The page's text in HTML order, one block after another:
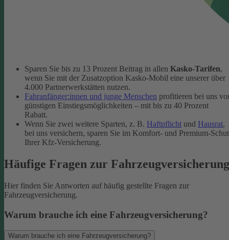
Sparen Sie bis zu 13 Prozent Beitrag in allen Kasko-Tarifen,
wenn Sie mit der Zusatzoption Kasko-Mobil eine unserer über
4.000 Partnerwerkstätten nutzen.
Fahranfänger:innen und junge Menschen profitieren bei uns
günstigen Einstiegsmöglichkeiten – mit bis zu 40 Prozent
Rabatt.
Wenn Sie zwei weitere Sparten, z. B. Haftpflicht und Hausrat,
bei uns versichern, sparen Sie im Komfort- und Premium-
Ihrer Kfz-Versicherung.
Häufige Fragen zur Fahrzeugversicherung
Hier finden Sie Antworten auf häufig gestellte Fragen zur
Fahrzeugversicherung.
Warum brauche ich eine Fahrzeugversicherung?
Warum brauche ich eine Fahrzeugversicherung?